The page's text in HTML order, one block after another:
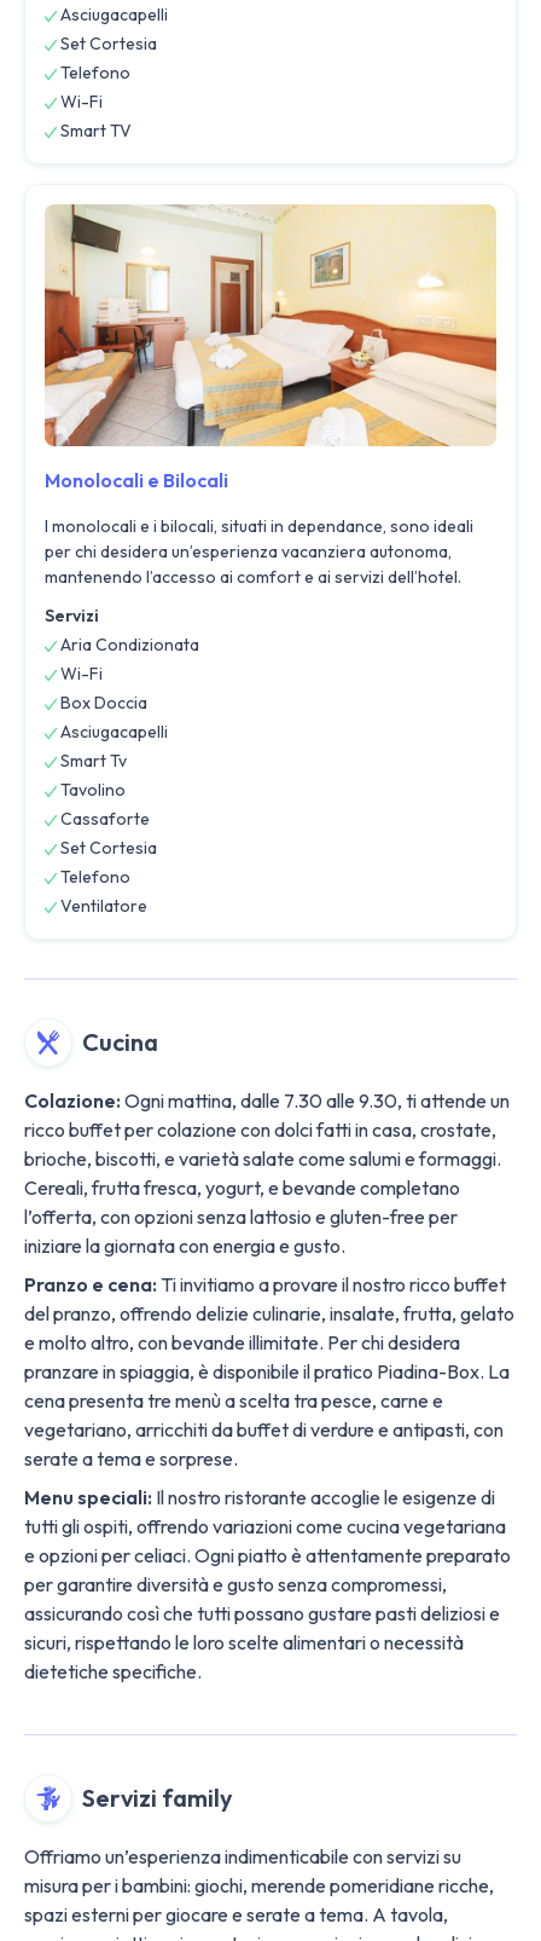
Asciugacapelli
Set Cortesia
Telefono
Wi-Fi
Smart TV
Monolocali e Bilocali
I monolocali e i bilocali, situati in dependance, sono ideali
per chi desidera un’esperienza vacanziera autonoma,
mantenendo l’accesso ai comfort e ai servizi dell’hotel.
Servizi
Aria Condizionata
Wi-Fi
Box Doccia
Asciugacapelli
Smart Tv
Tavolino
Cassaforte
Set Cortesia
Telefono
Ventilatore
Cucina
Colazione: Ogni mattina, dalle 7.30 alle 9.30, ti attende un
ricco buffet per colazione con dolci fatti in casa, crostate,
brioche, biscotti, e varietà salate come salumi e formaggi.
Cereali, frutta fresca, yogurt, e bevande completano
l’offerta, con opzioni senza lattosio e gluten-free per
iniziare la giornata con energia e gusto.
Pranzo e cena: Ti invitiamo a provare il nostro ricco buffet
del pranzo, offrendo delizie culinarie, insalate, frutta, gelato
e molto altro, con bevande illimitate. Per chi desidera
pranzare in spiaggia, è disponibile il pratico Piadina-Box. La
cena presenta tre menù a scelta tra pesce, carne e
vegetariano, arricchiti da buffet di verdure e antipasti, con
serate a tema e sorprese.
Menu speciali: Il nostro ristorante accoglie le esigenze di
tutti gli ospiti, offrendo variazioni come cucina vegetariana
e opzioni per celiaci. Ogni piatto è attentamente preparato
per garantire diversità e gusto senza compromessi,
assicurando così che tutti possano gustare pasti deliziosi e
sicuri, rispettando le loro scelte alimentari o necessità
dietetiche specifiche.
Servizi family
Offriamo un’esperienza indimenticabile con servizi su
misura per i bambini: giochi, merende pomeridiane ricche,
spazi esterni per giocare e serate a tema. A tavola,